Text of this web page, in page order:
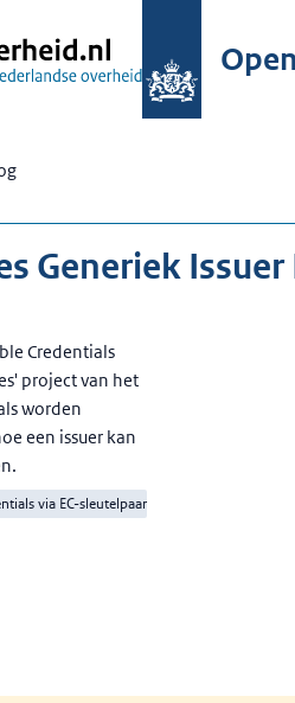
Generiek
Credentials
project van het
worden
een issuer kan
via EC-sleutelpaar